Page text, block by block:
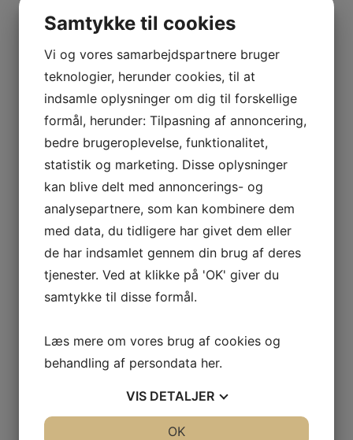
Fagot
Altsax
Bladklipper
Tilbehør
Ligatur
Saxofon ligatur
Klarinet ligatur
Mundstykker
Alt Klarinet
Eb Klarinet
Bas Klarinet
Alt sax
Sopran sax
Baryton sax
Lefreque
Reed Geek
Silverstein
Dirigent stok
Resonator
Mundstykke & Tommelbeskytter
Stativer
König & Meyer
Wood Wind Design
Humidifier
Samtykke til cookies
Vi og vores samarbejdspartnere bruger
teknologier, herunder cookies, til at
indsamle oplysninger om dig til forskellige
formål, herunder: Tilpasning af annoncering,
bedre brugeroplevelse, funktionalitet,
statistik og marketing. Disse oplysninger
kan blive delt med annoncerings- og
analysepartnere, som kan kombinere dem
med data, du tidligere har givet dem eller
de har indsamlet gennem din brug af deres
tjenester. Ved at klikke på 'OK' giver du
samtykke til disse formål.
Læs mere om vores brug af cookies og
behandling af persondata her.
VIS DETALJER
OK